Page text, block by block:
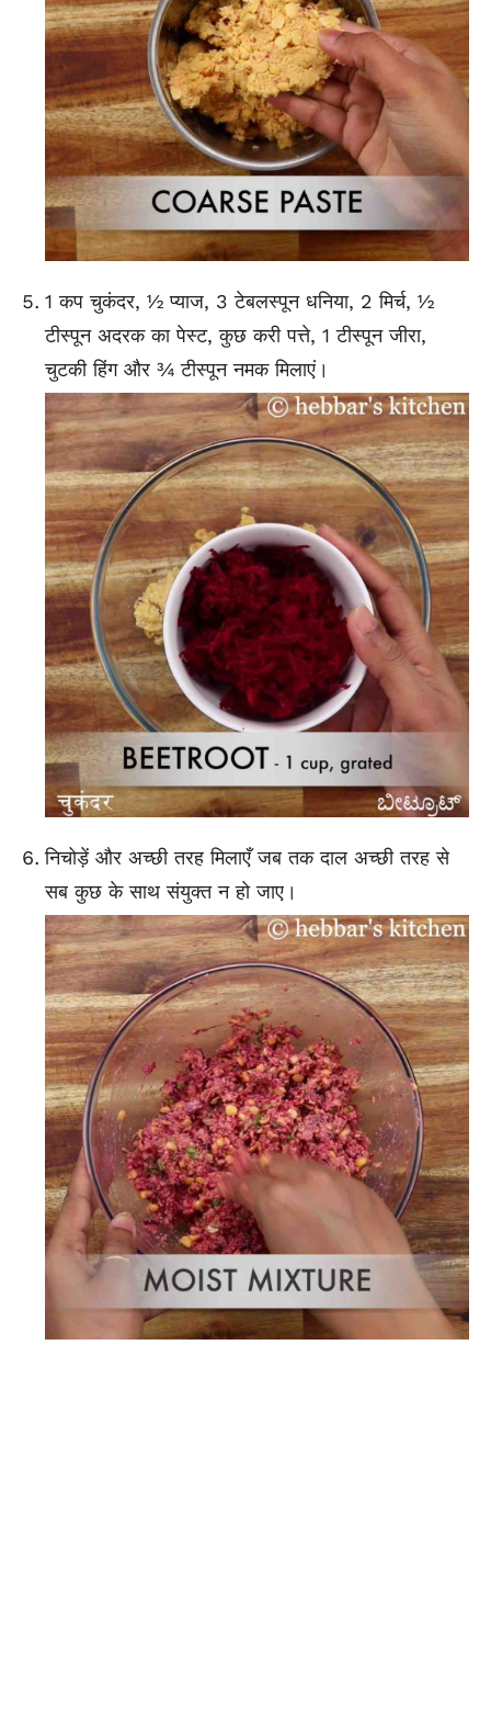
1 कप चुकंदर, ½ प्याज, 3 टेबलस्पून धनिया, 2 मिर्च, ½
टीस्पून अदरक का पेस्ट, कुछ करी पत्ते, 1 टीस्पून जीरा,
चुटकी हिंग और ¾ टीस्पून नमक मिलाएं।
निचोड़ें और अच्छी तरह मिलाएँ जब तक दाल अच्छी तरह से
सब कुछ के साथ संयुक्त न हो जाए।